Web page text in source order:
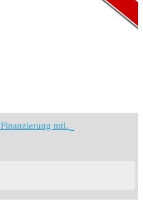
Finanzierung mtl.